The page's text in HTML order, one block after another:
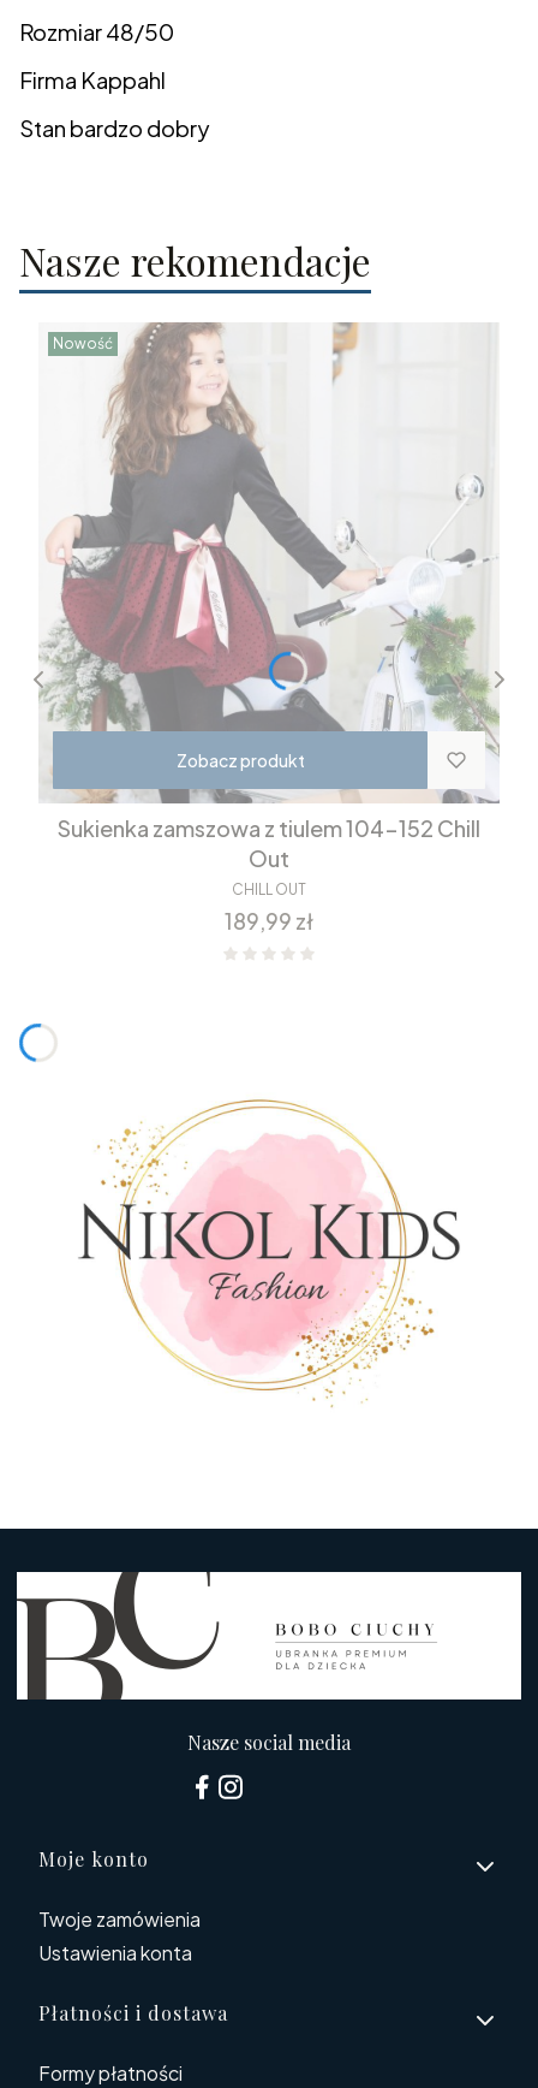
Rozmiar 48/50
Firma Kappahl
Stan bardzo dobry
Nasze rekomendacje
Nowość
Zobacz produkt
Sukienka zamszowa z tiulem 104-152 Chill
Out
CHILL OUT
Cena
189,99 zł
Nasze social media
Linki w stopce
Moje konto
Twoje zamówienia
Ustawienia konta
Płatności i dostawa
Formy płatności